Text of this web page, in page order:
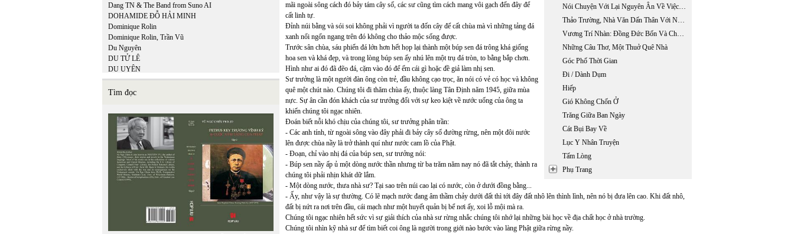
Dang TN & The Band from Suno AI
DOHAMIDE ĐỖ HẢI MINH
Dominique Rolin
Dominique Rolin, Trần Vũ
Du Nguyên
DU TỬ LÊ
DU UYÊN
DƯƠNG NGHIỄM MẬU
DƯƠNG PHƯƠNG LINH
Dzoãn Minh
Tìm đọc
Nói Chuyện Với Lại Nguyên Ân Về Việc Sưu Tập Những Tác Phẩm Đăng Báo Của Phan Khôi
Thảo Trường, Nhà Văn Dấn Thân Với Nỗi Ý-thức Không Rời ...
Vương Trí Nhàn: Đồng Đức Bốn Và Chất Hoang Dại Trong Thơ
Những Câu Thơ, Một Thuở Quê Nhà
Góc Phố Thời Gian
Đi / Dành Dụm
Hiếp
Gió Không Chốn Ở
Trăng Giữa Ban Ngày
Cát Bụi Bay Về
Lục Y Nhân Truyện
Tấm Lòng
Phụ Trang
mãi ngoài sông cách đó bảy tám cây số, các sư cũng tìm cách mang vôi gạch đến đây để
cất linh tự.
Đỉnh núi bằng và sói soi không phải vì người ta đốn cây để cất chùa mà vì những tảng đá
xanh nổi ngổn ngang trên đó không cho thảo mộc sống được.
Trước sân chùa, sáu phiến đá lớn hơn hết họp lại thành một búp sen đá trông khá giống
hoa sen và khá đẹp, và trong lòng búp sen ấy nhú lên một trụ đá tròn, to bằng bắp chơn.
Hình như ai đó đã đẽo đá, cặm vào đó để ếm cái gì hoặc đề giả làm nhị sen.
Sư trưởng là một người đàn ông còn trẻ, đầu không cạo trọc, ăn nói có vẻ có học và không
quê một chút nào. Chúng tôi đi thăm chùa ấy, thuộc làng Tân Định năm 1945, giữa mùa
nực. Sự ân cần đón khách của sư trưởng đối với sự keo kiệt về nước uống của ông ta
khiến chúng tôi ngạc nhiên.
Đoán biết nỗi khó chịu của chúng tôi, sư trưởng phân trần:
- Các anh tính, từ ngoài sông vào đây phải đi bảy cây số đường rừng, nên một đôi nước
lên được chùa nầy là trở thành quí như nước cam lồ của Phật.
- Đoạn, chỉ vào nhị đá của búp sen, sư trưởng nói:
- Búp sen nầy ấp ủ một dòng nước thần nhưng từ ba trăm năm nay nó đã tắt chảy, thành ra
chúng tôi phải nhịn khát dữ lắm.
- Một dòng nước, thưa nhà sư? Tại sao trên núi cao lại có nước, còn ở dưới đồng bằng...
- Ấy, như vậy là sự thường. Có lẽ mạch nước đang âm thầm chảy dưới đất thì tới đây đất nhô lên thình lình, nên nó bị đưa lên cao. Khi đất nhô,
đất bị nứt ra nơi trên đầu, cái mạch như một huyết quản bị bể nơi ấy, xoi lỗ mội mà ra.
Chúng tôi ngạc nhiên hết sức vì sự giải thích của nhà sư rừng nhắc chúng tôi nhớ lại những bài học về địa chất học ở nhà trường.
Chúng tôi nhìn kỹ nhà sư để tìm biết coi ông là người trong giới nào bước vào làng Phật giữa rừng nầy.